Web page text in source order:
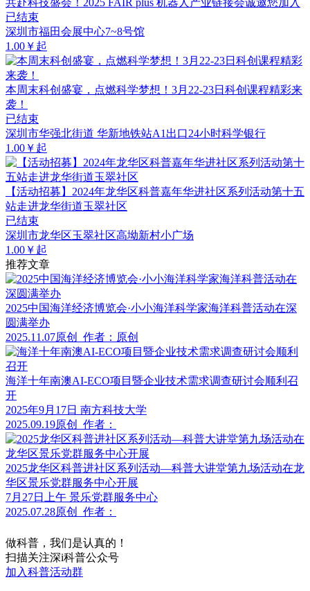
共赴科技盛会！2025 FAIR plus 机器人产业链接会诚邀您加入
已结束
深圳市福田会展中心7~8号馆
1.00￥起
本周末科创盛宴，点燃科学梦想！3月22-23日科创课程精彩来
袭！
已结束
深圳市华强北街道 华新地铁站A1出口24小时科学银行
1.00￥起
【活动招募】2024年龙华区科普嘉年华进社区系列活动第十五
站走进龙华街道玉翠社区
已结束
深圳市龙华区玉翠社区高坳新村小广场
1.00￥起
推荐文章
2025中国海洋经济博览会·小小海洋科学家海洋科普活动在深
圆满举办
2025.11.07原创 作者：原创
海洋十年南澳AI-ECO项目暨企业技术需求调查研讨会顺利召
开
2025年9月17日 南方科技大学
2025.09.19原创 作者：
2025龙华区科普进社区系列活动—科普大讲堂第九场活动在龙
华区景乐党群服务中心开展
7月27日上午 景乐党群服务中心
2025.07.28原创 作者：
做科普，我们是认真的！
扫描关注深i科普公众号
加入科普活动群